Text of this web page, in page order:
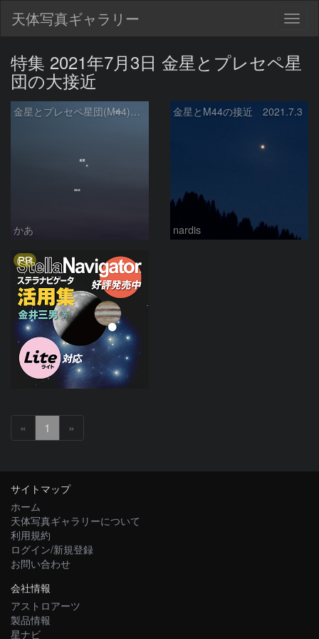
天体写真ギャラリー
特集 2021年7月3日 金星とプレセペ星
団の大接近
金星とプレセペ星団(M44)の大接近
かあ
金星とM44の接近 2021.7.3
nardis
PR
« 1 »
サイトマップ
ホーム
天体写真ギャラリーについて
利用規約
ログイン/新規登録
お問い合わせ
会社情報
アストロアーツ
製品情報
星ナビ